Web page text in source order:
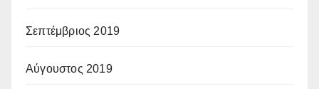
Σεπτέμβριος 2019
Αύγουστος 2019